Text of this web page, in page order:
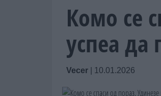
Комо се
успеа да
Vecer 10.01.2026